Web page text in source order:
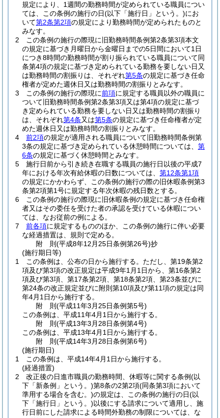
規定により、1週間の勤務時間が定められている職員につい
ては、この条例の施行の日(以下「施行日」という。)にお
いて第2条第2項の規定により勤務時間が定められたものと
みなす。
2
この条例の施行の際現に旧勤務時間条例第2条第3項本文
の規定に基づき月曜日から金曜日までの5日間において1日
につき8時間の勤務時間が割り振られている職員について同
条第4項の規定に基づき定められている勤務を要しない日又
は勤務時間の割振りは、それぞれ第5条の規定に基づき任命
権者が定めた週休日又は勤務時間の割振りとみなす。
3
この条例の施行の際現に前項に規定する職員以外の職員に
ついて旧勤務時間条例第2条第3項又は第4項の規定に基づ
き定められている勤務を要しない日又は勤務時間の割振り
は、それぞれ第4条又は第5条の規定に基づき任命権者が定
めた週休日又は勤務時間の割振りとみなす。
4
前2項の規定が適用される職員について旧勤務時間条例第
3条の規定に基づき定められている休憩時間については、 第
6条の規定に基づく休憩時間とみなす。
5
施行日前から引き続き在職する職員の施行日以後の平成7
年における年次有給休暇の日数については、 第12条第1項
の規定にかかわらず、この条例の施行の際の旧休暇条例第3
条第2項第1号に規定する年次休暇の残日数とする。
6
この条例の施行の際現に旧休暇条例の規定に基づき任命権
者又はその委任を受けた者の承認を受けている休暇につい
ては、なお従前の例による。
7
前各項に規定するもののほか、この条例の施行に伴い必要
な経過措置は、規則で定める。
附 則(平成8年12月25日条例第26号)抄
(施行期日等)
1
この条例は、公布の日から施行する。 ただし、第19条第2
項及び第3項の改正規定は平成9年1月1日から、第16条第2
項及び第3項、第17条第2項、第18条第2項、第23条並びに
第24条の改正規定並びに附則第10項及び第11項の規定は同
年4月1日から施行する。
附 則(平成11年3月25日条例第5号)
この条例は、平成11年4月1日から施行する。
附 則(平成13年3月28日条例第4号)
この条例は、平成13年4月1日から施行する。
附 則(平成14年3月28日条例第6号)
(施行期日)
1
この条例は、平成14年4月1日から施行する。
(経過措置)
2
改正後の日進市職員の勤務時間、休暇等に関する条例(以
下「新条例」という。)第8条の2第2項(同条第3項において
準用する場合を含む。)の規定は、この条例の施行の日(以
下「施行日」という。)以後にする請求について適用し、施
行日前にした請求による時間外勤務の制限については、な